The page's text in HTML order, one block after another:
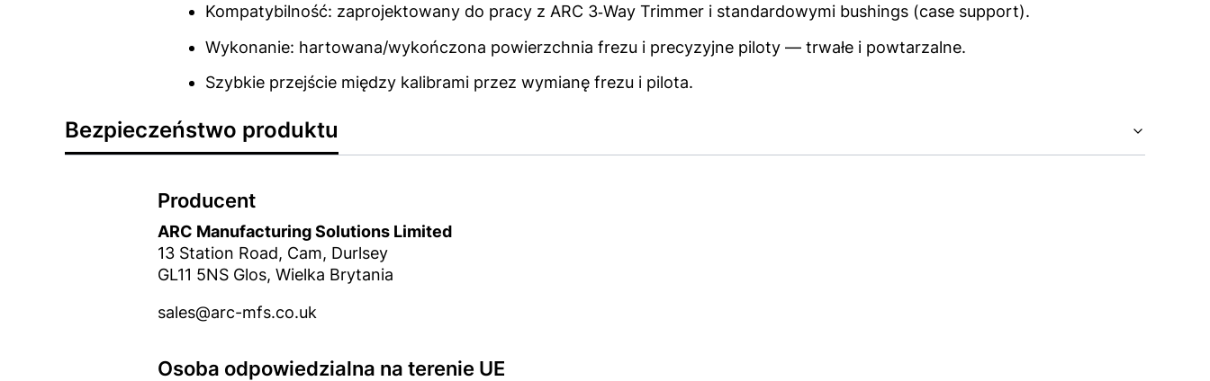
Kompatybilność: zaprojektowany do pracy z ARC 3‑Way Trimmer i standardowymi bushings (case support).
Wykonanie: hartowana/wykończona powierzchnia frezu i precyzyjne piloty — trwałe i powtarzalne.
Szybkie przejście między kalibrami przez wymianę frezu i pilota.
Bezpieczeństwo produktu
Producent
ARC Manufacturing Solutions Limited
13 Station Road, Cam, Durlsey
GL11 5NS Glos, Wielka Brytania
sales@arc-mfs.co.uk
Osoba odpowiedzialna na terenie UE